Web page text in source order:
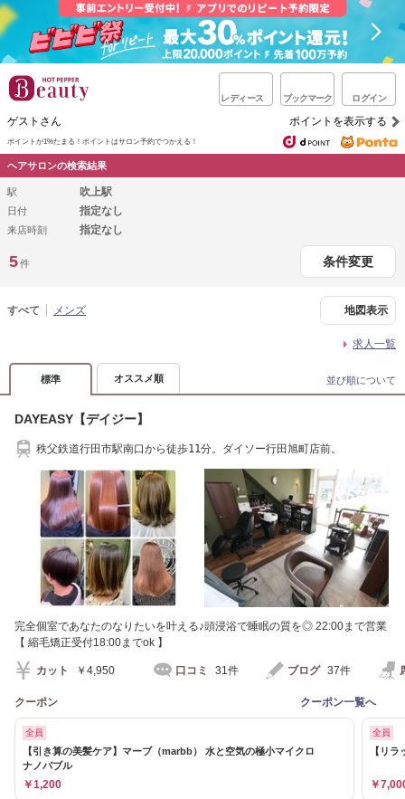
レディース ブックマーク ログイン
ゲストさん ポイントを表示する
ポイントが1%たまる！ ポイントはサロン予約でつかえる！
ヘアサロンの検索結果
駅 吹上駅
日付 指定なし
来店時刻 指定なし
5件 条件変更
すべて メンズ 地図表示
求人一覧
標準 オススメ順 並び順について
DAYEASY【デイジー】
秩父鉄道行田市駅南口から徒歩11分。ダイソー行田旭町店前。
完全個室であなたのなりたいを叶える♪頭浸浴で睡眠の質を◎ 22:00まで営業
【 縮毛矯正受付18:00までok 】
カット ￥4,950 口コミ 31件 ブログ 37件
クーポン クーポン一覧へ
全員
【引き算の美髪ケア】マーブ（marbb） 水と空気の極小マイクロ
ナノバブル
￥1,200
全員
【リ
￥